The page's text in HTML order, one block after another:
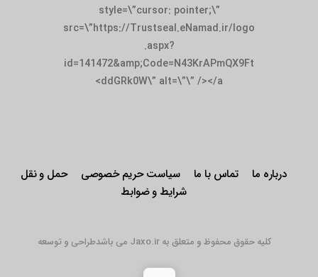
style=\”cursor: pointer;\”
src=\”https://Trustseal.eNamad.ir/logo
.aspx?
id=141472&amp;Code=N43KrAPmQX9Ft
ddGRk0W\” alt=\”\” /></a>
درباره ما تماس با ما سیاست حریم خصوصی
حمل و نقل
شرایط و ضوابط
کلیه حقوق محفوظ و متعلق به Jaxo.ir می باشد طراحی و توسعه